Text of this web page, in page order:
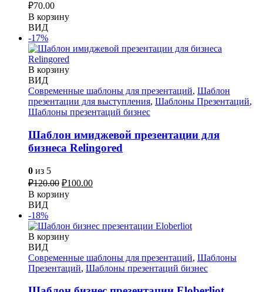
₽70.00
В корзину
ВИД
-17%
В корзину
ВИД
Современные шаблоны для презентаций, Шаблон
презентации для выступления, Шаблоны Презентаций,
Шаблоны презентаций бизнес
Шаблон имиджевой презентации для
бизнеса Relingored
0 из 5
₽120.00 Первоначальная
цена
составляла
₽100.00Текущая
В корзину
ВИД
-18%
В корзину
ВИД
Современные шаблоны для презентаций, Шаблоны
Презентаций, Шаблоны презентаций бизнес